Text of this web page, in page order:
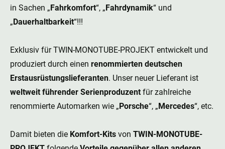
in Sachen „Fahrkomfort“, „Fahrdynamik“ und
„Dauerhaltbarkeit“!!!
Exklusiv für TWIN-MONOTUBE-PROJEKT entwickelt und
produziert durch einen renommierten deutschen
Erstausrüstungslieferanten. Unser neuer Lieferant ist
weltweit führender Serienproduzent für zahlreiche
renommierte Automarken wie „Porsche“, „Mercedes“, etc.
Damit bieten die Komfort-Kits von TWIN-MONOTUBE-